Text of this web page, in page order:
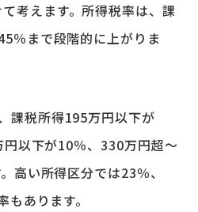
考えます。所得税率は、課
％まで段階的に上がりま
課税所得195万円以下が
以下が10％、330万円超～
高い所得区分では23％、
あります。